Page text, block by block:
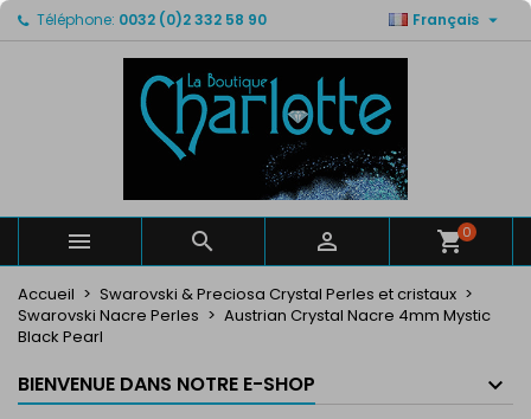
Téléphone: 0032 (0)2 332 58 90 Français 
   0
Accueil
Swarovski & Preciosa Crystal Perles et cristaux
Swarovski Nacre Perles
Austrian Crystal Nacre 4mm Mystic
Black Pearl
BIENVENUE DANS NOTRE E-SHOP
Mes listes de favorits ×
Créer un liste
Créer une liste d'envies ×
Nom de la liste d'envies
Annuler Créer une liste d'envies
Connexion ×
Vous devez être connecté pour ajouter des produits
à votre liste d'envies.
Annuler Connexion